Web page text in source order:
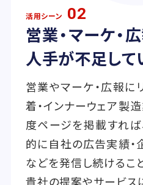
活用シーン 02
営業・マーケ・
人手が不足して
営業やマーケ・広報に
着・インナーウェア製
度ページを掲載すれ
的に自社の広告実績・
などを発信し続けるこ
貴社の提案やサービス